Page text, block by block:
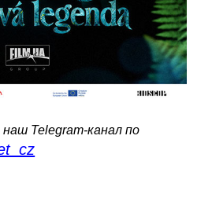
Telegram-канал по